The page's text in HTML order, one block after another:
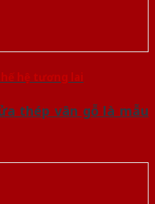
hệ tương lai
thép vân gỗ là mẫu